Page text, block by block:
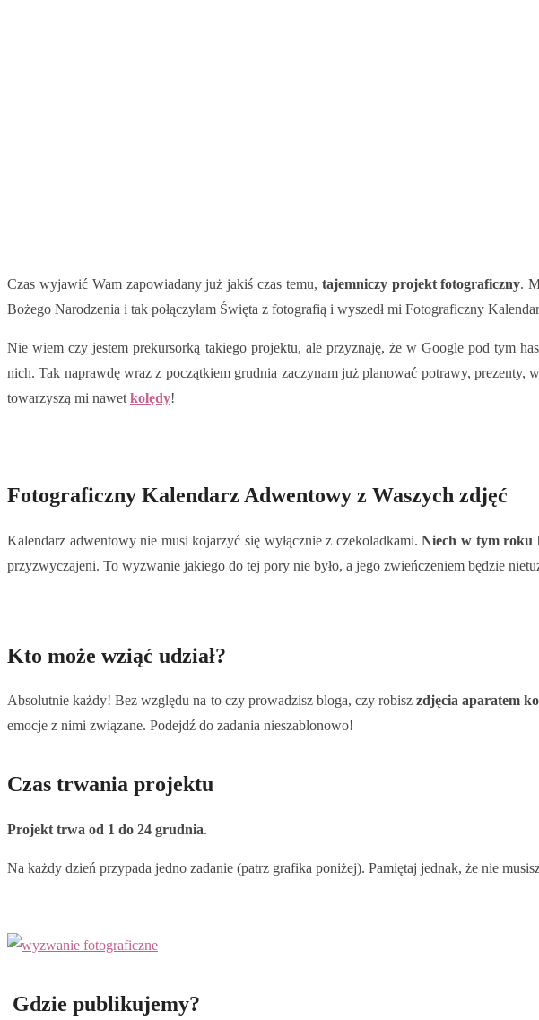
Czas wyjawić Wam zapowiadany już jakiś czas temu, tajemniczy projekt fotograficzny.
Bożego Narodzenia i tak połączyłam Święta z fotografią i wyszedł mi Fotograficzny
Nie wiem czy jestem prekursorką takiego projektu, ale przyznaję, że w Google pod tym
nich. Tak naprawdę wraz z początkiem grudnia zaczynam już planować potrawy,
towarzyszą mi nawet kolędy!
Fotograficzny Kalendarz Adwentowy z Waszych zdjęć
Kalendarz adwentowy nie musi kojarzyć się wyłącznie z czekoladkami.Niech w tym roku
przyzwyczajeni. To wyzwanie jakiego do tej pory nie było, a jego zwieńczeniem będzie
Kto może wziąć udział?
Absolutnie każdy! Bez względu na to czy prowadzisz bloga, czy robiszzdjęcia aparatem
emocje z nimi związane. Podejdź do zadania nieszablonowo!
Czas trwania projektu
Projekt trwa od 1 do 24 grudnia.
Na każdy dzień przypada jedno zadanie (patrz grafika poniżej). Pamiętaj jednak, że nie
Gdzie publikujemy?